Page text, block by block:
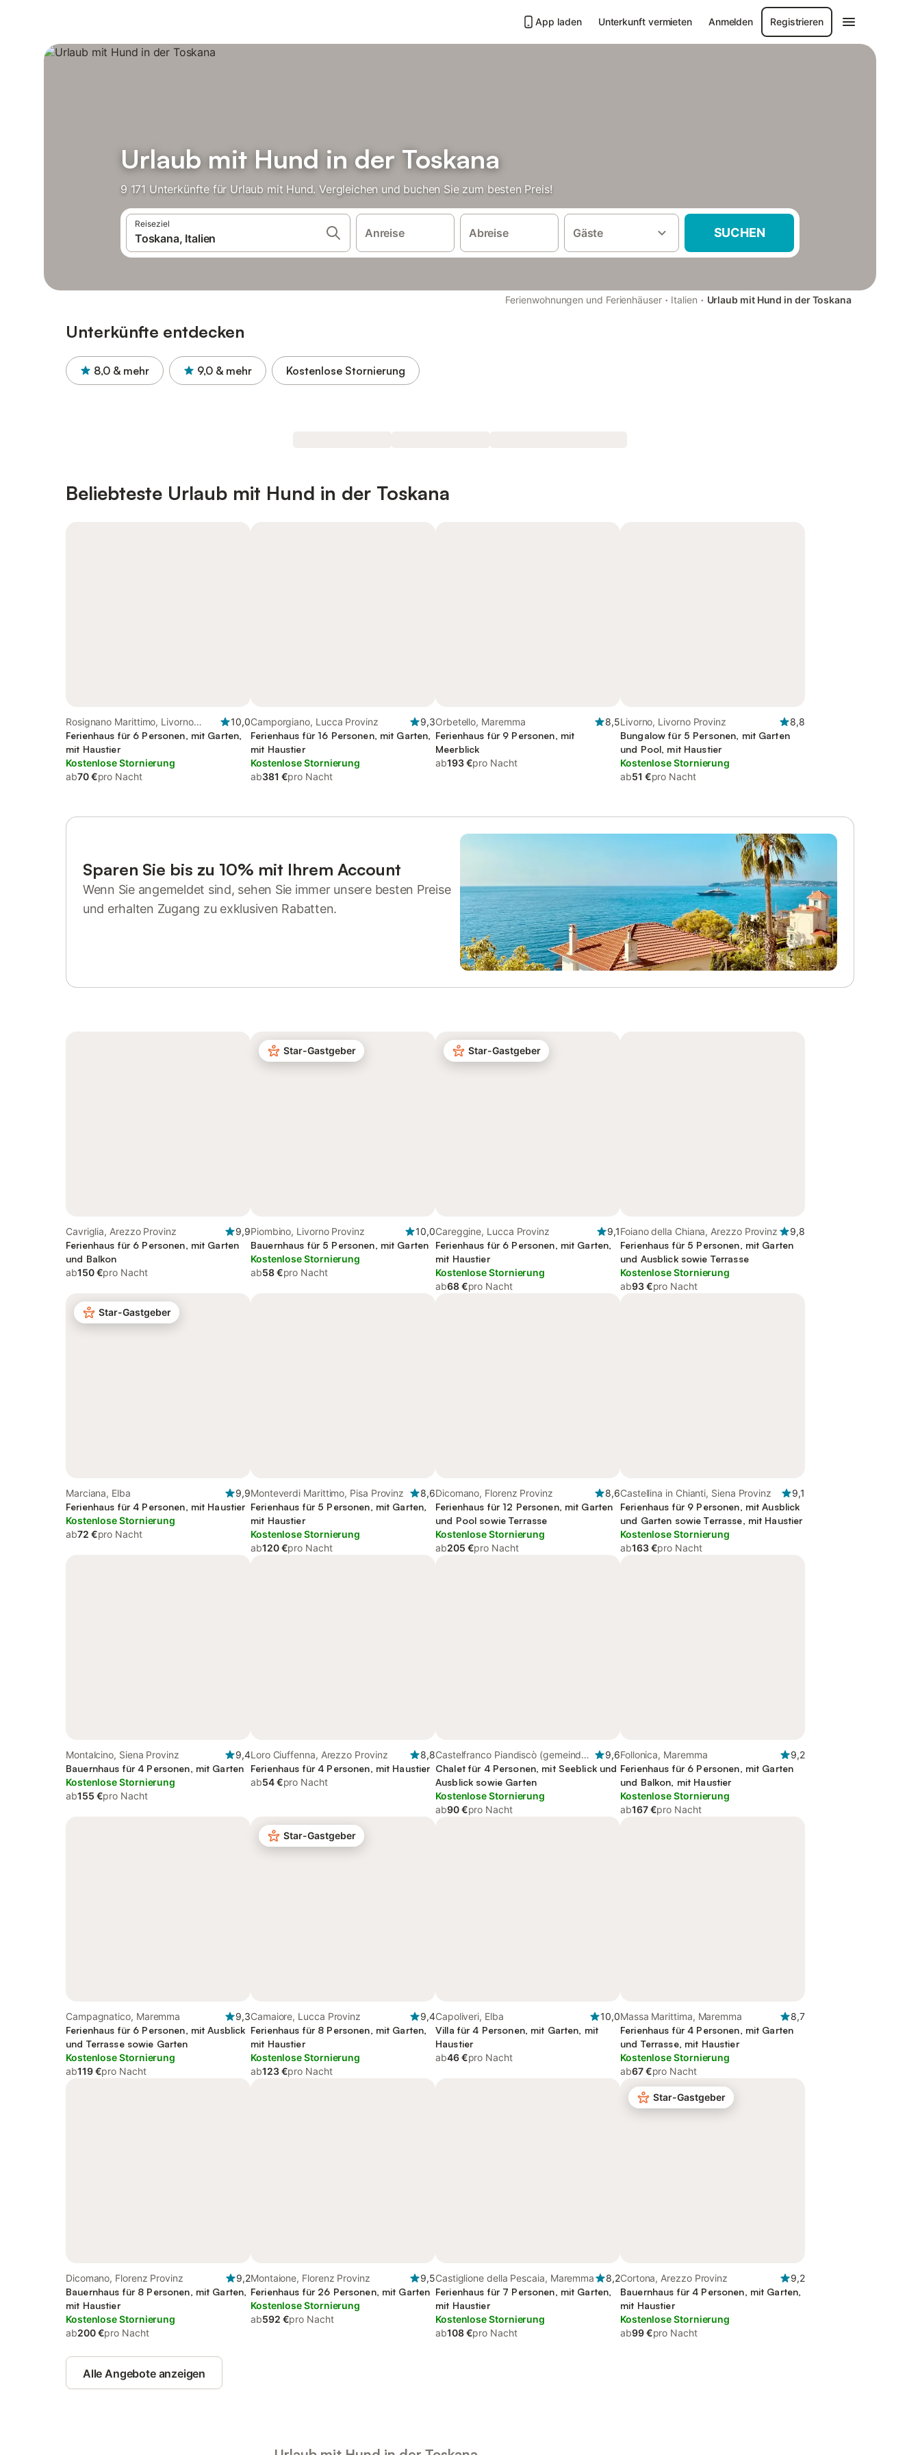
App laden Unterkunft vermieten Anmelden Registrieren
Urlaub mit Hund in der Toskana
9 171 Unterkünfte für Urlaub mit Hund. Vergleichen und buchen Sie zum besten Preis!
Reiseziel
Anreise Abreise Gäste SUCHEN
Ferienwohnungen und Ferienhäuser · Italien · Urlaub mit Hund in der Toskana
Unterkünfte entdecken
8,0 & mehr 9,0 & mehr Kostenlose Stornierung
Beliebteste Urlaub mit Hund in der Toskana
Rosignano Marittimo, Livorno
Provinz
10,0
Ferienhaus für 6 Personen, mit Garten,
mit Haustier
Kostenlose Stornierung
ab70 €pro Nacht
Camporgiano, Lucca Provinz
9,3
Ferienhaus für 16 Personen, mit Garten,
mit Haustier
Kostenlose Stornierung
ab381 €pro Nacht
Orbetello, Maremma
8,5
Ferienhaus für 9 Personen, mit
Meerblick
ab193 €pro Nacht
Livorno, Livorno Provinz
8,8
Bungalow für 5 Personen, mit Garten
und Pool, mit Haustier
Kostenlose Stornierung
ab51 €pro Nacht
Sparen Sie bis zu 10% mit Ihrem Account
Wenn Sie angemeldet sind, sehen Sie immer unsere besten Preise
und erhalten Zugang zu exklusiven Rabatten.
Cavriglia, Arezzo Provinz
9,9
Ferienhaus für 6 Personen, mit Garten
und Balkon
ab150 €pro Nacht
Star-Gastgeber
Piombino, Livorno Provinz
10,0
Bauernhaus für 5 Personen, mit Garten
Kostenlose Stornierung
ab58 €pro Nacht
Star-Gastgeber
Careggine, Lucca Provinz
9,1
Ferienhaus für 6 Personen, mit Garten,
mit Haustier
Kostenlose Stornierung
ab68 €pro Nacht
Foiano della Chiana, Arezzo Provinz
9,8
Ferienhaus für 5 Personen, mit Garten
und Ausblick sowie Terrasse
Kostenlose Stornierung
ab93 €pro Nacht
Star-Gastgeber
Marciana, Elba
9,9
Ferienhaus für 4 Personen, mit Haustier
Kostenlose Stornierung
ab72 €pro Nacht
Monteverdi Marittimo, Pisa Provinz
8,6
Ferienhaus für 5 Personen, mit Garten,
mit Haustier
Kostenlose Stornierung
ab120 €pro Nacht
Dicomano, Florenz Provinz
8,6
Ferienhaus für 12 Personen, mit Garten
und Pool sowie Terrasse
Kostenlose Stornierung
ab205 €pro Nacht
Castellina in Chianti, Siena Provinz
9,1
Ferienhaus für 9 Personen, mit Ausblick
und Garten sowie Terrasse, mit Haustier
Kostenlose Stornierung
ab163 €pro Nacht
Montalcino, Siena Provinz
9,4
Bauernhaus für 4 Personen, mit Garten
Kostenlose Stornierung
ab155 €pro Nacht
Loro Ciuffenna, Arezzo Provinz
8,8
Ferienhaus für 4 Personen, mit Haustier
ab54 €pro Nacht
Castelfranco Piandiscò (gemeinde),
Arezzo Provinz
9,6
Chalet für 4 Personen, mit Seeblick und
Ausblick sowie Garten
Kostenlose Stornierung
ab90 €pro Nacht
Follonica, Maremma
9,2
Ferienhaus für 6 Personen, mit Garten
und Balkon, mit Haustier
Kostenlose Stornierung
ab167 €pro Nacht
Campagnatico, Maremma
9,3
Ferienhaus für 6 Personen, mit Ausblick
und Terrasse sowie Garten
Kostenlose Stornierung
ab119 €pro Nacht
Star-Gastgeber
Camaiore, Lucca Provinz
9,4
Ferienhaus für 8 Personen, mit Garten,
mit Haustier
Kostenlose Stornierung
ab123 €pro Nacht
Capoliveri, Elba
10,0
Villa für 4 Personen, mit Garten, mit
Haustier
ab46 €pro Nacht
Massa Marittima, Maremma
8,7
Ferienhaus für 4 Personen, mit Garten
und Terrasse, mit Haustier
Kostenlose Stornierung
ab67 €pro Nacht
Dicomano, Florenz Provinz
9,2
Bauernhaus für 8 Personen, mit Garten,
mit Haustier
Kostenlose Stornierung
ab200 €pro Nacht
Montaione, Florenz Provinz
9,5
Ferienhaus für 26 Personen, mit Garten
Kostenlose Stornierung
ab592 €pro Nacht
Castiglione della Pescaia, Maremma
8,2
Ferienhaus für 7 Personen, mit Garten,
mit Haustier
Kostenlose Stornierung
ab108 €pro Nacht
Star-Gastgeber
Cortona, Arezzo Provinz
9,2
Bauernhaus für 4 Personen, mit Garten,
mit Haustier
Kostenlose Stornierung
ab99 €pro Nacht
Alle Angebote anzeigen